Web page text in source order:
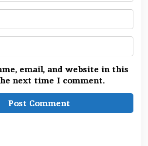
email, and website in this
next time I comment.